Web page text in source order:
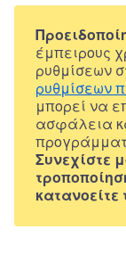
έμπειρους
ρυθμίσεων
ρυθμίσεων
μπορεί να
ασφάλεια
Συνεχίστε
κατανοείτε